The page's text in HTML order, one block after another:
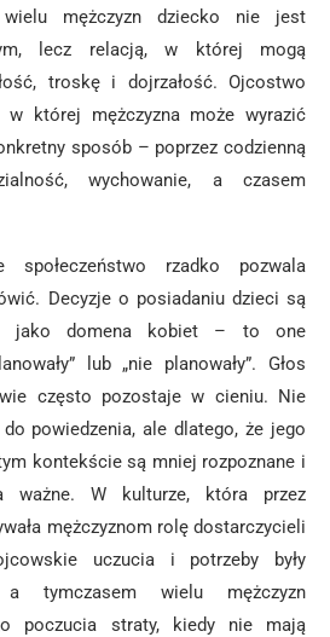
mężczyzn dziecko nie jest
lecz relacją, w której mogą
troskę i dojrzałość. Ojcostwo
w której mężczyzna może wyrazić
sposób – poprzez codzienną
wychowanie, a czasem
rzadko pozwala
Decyzje o posiadaniu dzieci są
jako domena kobiet – to one
lub „nie planowały”. Głos
często pozostaje w cieniu. Nie
powiedzenia, ale dlatego, że jego
kontekście są mniej rozpoznane i
ważne. W kulturze, która przez
mężczyznom rolę dostarczycieli
uczucia i potrzeby były
a tymczasem wielu mężczyzn
poczucia straty, kiedy nie mają